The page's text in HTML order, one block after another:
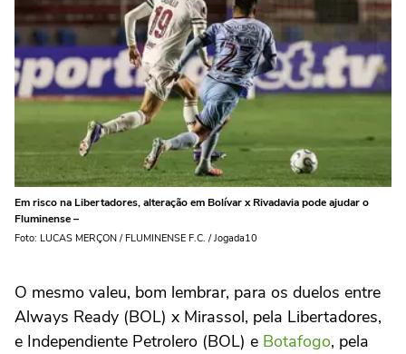
Em risco na Libertadores, alteração em Bolívar x Rivadavia pode ajudar o
Fluminense –
Foto: LUCAS MERÇON / FLUMINENSE F.C. / Jogada10
O mesmo valeu, bom lembrar, para os duelos entre
Always Ready (BOL) x Mirassol, pela Libertadores,
e Independiente Petrolero (BOL) e Botafogo, pela